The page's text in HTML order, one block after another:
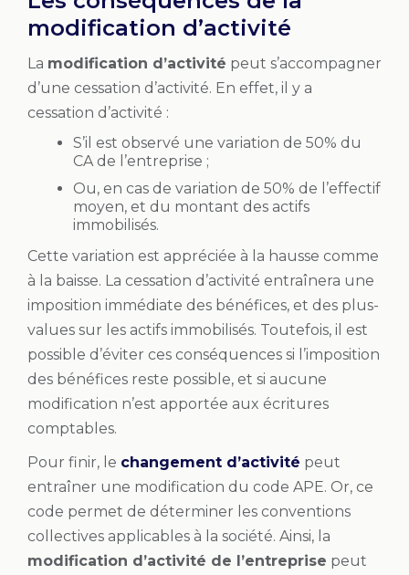
modification d’activité
La modification d’activité peut s’accompagner
d’une cessation d’activité. En effet, il y a
cessation d’activité :
S’il est observé une variation de 50% du
CA de l’entreprise ;
Ou, en cas de variation de 50% de l’effectif
moyen, et du montant des actifs
immobilisés.
Cette variation est appréciée à la hausse comme
à la baisse. La cessation d’activité entraînera une
imposition immédiate des bénéfices, et des plus-
values sur les actifs immobilisés. Toutefois, il est
possible d’éviter ces conséquences si l’imposition
des bénéfices reste possible, et si aucune
modification n’est apportée aux écritures
comptables.
Pour finir, le changement d’activité peut
entraîner une modification du code APE. Or, ce
code permet de déterminer les conventions
collectives applicables à la société. Ainsi, la
modification d’activité de l’entreprise peut